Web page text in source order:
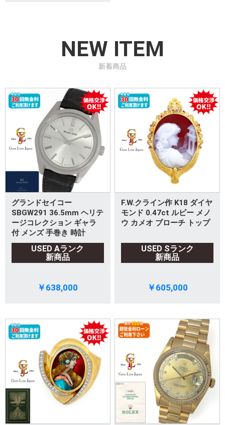
NEW ITEM
新着商品
グランドセイコー
SBGW291 36.5mm ヘリテ
ージコレクション ギャラ
付 メンズ 手巻き 時計
USED Aランク
新商品
￥638,000
F.W.クライン作 K18 ダイヤ
モンド 0.47ct ルビー メノ
ウ カメオ ブローチ トップ
USED Sランク
新商品
￥605,000